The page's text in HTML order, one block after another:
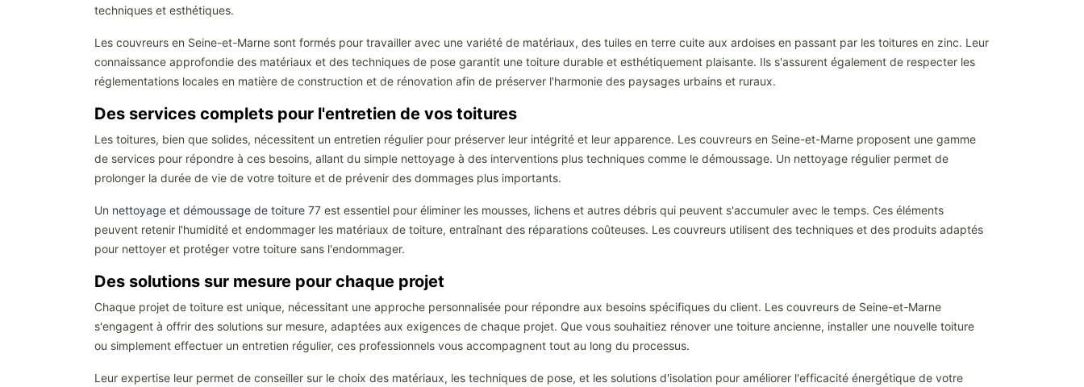
techniques et esthétiques.
Les couvreurs en Seine-et-Marne sont formés pour travailler avec une variété de matériaux, des tuiles en terre cuite aux ardoises en passant par les toitures en zinc. Leur
connaissance approfondie des matériaux et des techniques de pose garantit une toiture durable et esthétiquement plaisante. Ils s'assurent également de respecter les
réglementations locales en matière de construction et de rénovation afin de préserver l'harmonie des paysages urbains et ruraux.
Des services complets pour l'entretien de vos toitures
Les toitures, bien que solides, nécessitent un entretien régulier pour préserver leur intégrité et leur apparence. Les couvreurs en Seine-et-Marne proposent une gamme
de services pour répondre à ces besoins, allant du simple nettoyage à des interventions plus techniques comme le démoussage. Un nettoyage régulier permet de
prolonger la durée de vie de votre toiture et de prévenir des dommages plus importants.
Un nettoyage et démoussage de toiture 77 est essentiel pour éliminer les mousses, lichens et autres débris qui peuvent s'accumuler avec le temps. Ces éléments
peuvent retenir l'humidité et endommager les matériaux de toiture, entraînant des réparations coûteuses. Les couvreurs utilisent des techniques et des produits adaptés
pour nettoyer et protéger votre toiture sans l'endommager.
Des solutions sur mesure pour chaque projet
Chaque projet de toiture est unique, nécessitant une approche personnalisée pour répondre aux besoins spécifiques du client. Les couvreurs de Seine-et-Marne
s'engagent à offrir des solutions sur mesure, adaptées aux exigences de chaque projet. Que vous souhaitiez rénover une toiture ancienne, installer une nouvelle toiture
ou simplement effectuer un entretien régulier, ces professionnels vous accompagnent tout au long du processus.
Leur expertise leur permet de conseiller sur le choix des matériaux, les techniques de pose, et les solutions d'isolation pour améliorer l'efficacité énergétique de votre